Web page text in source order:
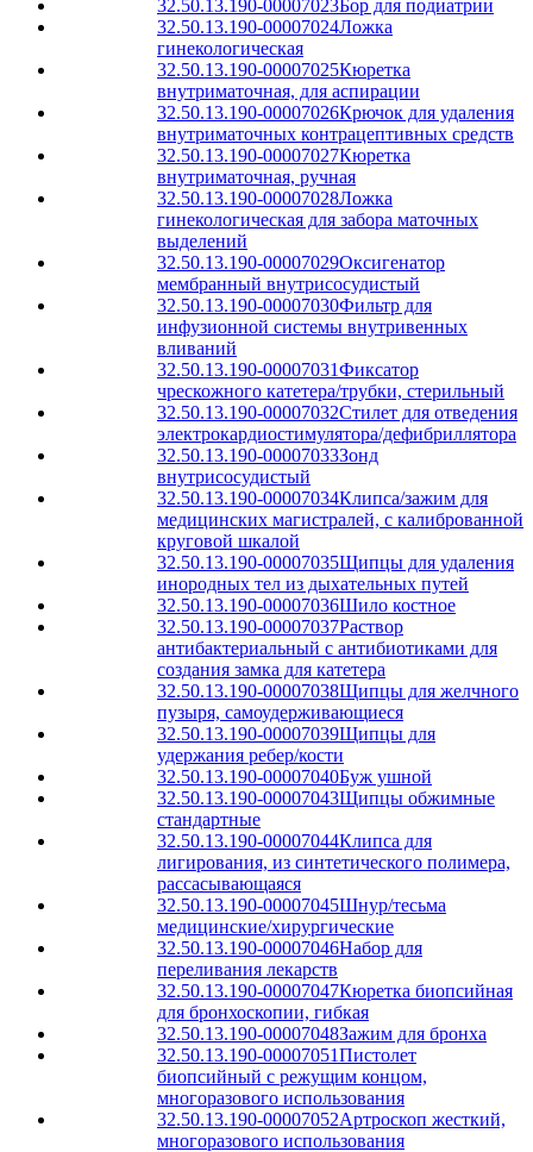
32.50.13.190-00007023Бор для подиатрии
32.50.13.190-00007024Ложка
гинекологическая
32.50.13.190-00007025Кюретка
внутриматочная, для аспирации
32.50.13.190-00007026Крючок для удаления
внутриматочных контрацептивных средств
32.50.13.190-00007027Кюретка
внутриматочная, ручная
32.50.13.190-00007028Ложка
гинекологическая для забора маточных
выделений
32.50.13.190-00007029Оксигенатор
мембранный внутрисосудистый
32.50.13.190-00007030Фильтр для
инфузионной системы внутривенных
вливаний
32.50.13.190-00007031Фиксатор
чрескожного катетера/трубки, стерильный
32.50.13.190-00007032Стилет для отведения
электрокардиостимулятора/дефибриллятора
32.50.13.190-00007033Зонд
внутрисосудистый
32.50.13.190-00007034Клипса/зажим для
медицинских магистралей, с калиброванной
круговой шкалой
32.50.13.190-00007035Щипцы для удаления
инородных тел из дыхательных путей
32.50.13.190-00007036Шило костное
32.50.13.190-00007037Раствор
антибактериальный с антибиотиками для
создания замка для катетера
32.50.13.190-00007038Щипцы для желчного
пузыря, самоудерживающиеся
32.50.13.190-00007039Щипцы для
удержания ребер/кости
32.50.13.190-00007040Буж ушной
32.50.13.190-00007043Щипцы обжимные
стандартные
32.50.13.190-00007044Клипса для
лигирования, из синтетического полимера,
рассасывающаяся
32.50.13.190-00007045Шнур/тесьма
медицинские/хирургические
32.50.13.190-00007046Набор для
переливания лекарств
32.50.13.190-00007047Кюретка биопсийная
для бронхоскопии, гибкая
32.50.13.190-00007048Зажим для бронха
32.50.13.190-00007051Пистолет
биопсийный с режущим концом,
многоразового использования
32.50.13.190-00007052Артроскоп жесткий,
многоразового использования